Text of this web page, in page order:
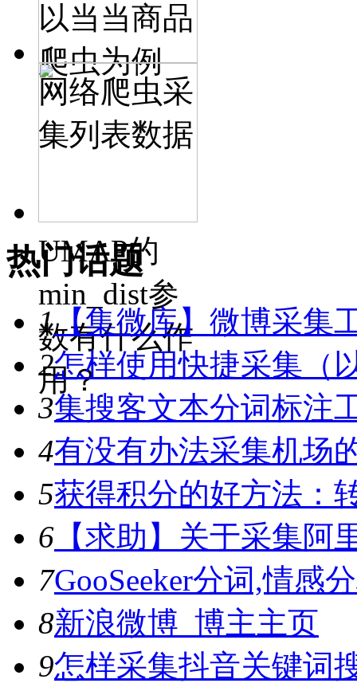
以当当商品
爬虫为例
网络爬虫采
集列表数据
UMAP的
min_dist参
数有什么作
用？
热门话题
1【集微库】微博采集
2怎样使用快捷采集（
3集搜客文本分词标注
4有没有办法采集机场
5获得积分的好方法：
6 【求助】关于采集阿
7GooSeeker分词,情感
8新浪微博_博主主页
9怎样采集抖音关键词